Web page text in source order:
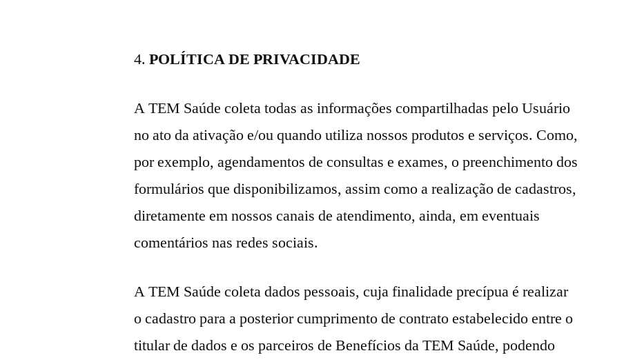
POLÍTICA DE PRIVACIDADE
A TEM Saúde coleta todas as informações compartilhadas pelo Usuário
no ato da ativação e/ou quando utiliza nossos produtos e serviços. Como,
por exemplo, agendamentos de consultas e exames, o preenchimento dos
formulários que disponibilizamos, assim como a realização de cadastros,
diretamente em nossos canais de atendimento, ainda, em eventuais
comentários nas redes sociais.
A TEM Saúde coleta dados pessoais, cuja finalidade precípua é realizar
o cadastro para a posterior cumprimento de contrato estabelecido entre o
titular de dados e os parceiros de Benefícios da TEM Saúde, podendo